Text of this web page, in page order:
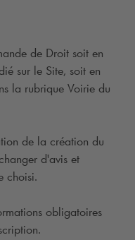
de Droit soit en
sur le Site, soit en
la rubrique Voirie du
de la création du
d'avis et
choisi.
obligatoires